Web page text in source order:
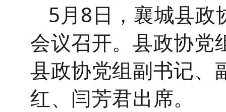
5月 8日， 襄城县政
会议召开。县政协党
县政协党组副书记、
红、闫芳君出席。